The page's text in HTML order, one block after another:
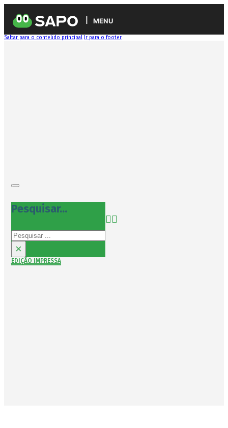
MENU
Saltar para o conteúdo principal Ir para o footer
Pesquisar...
Pesquisar
×
EDIÇÃO IMPRESSA